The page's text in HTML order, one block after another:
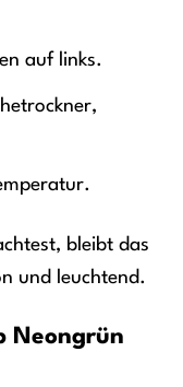
auf links.
bleibt das
und leuchtend.
Neongrün